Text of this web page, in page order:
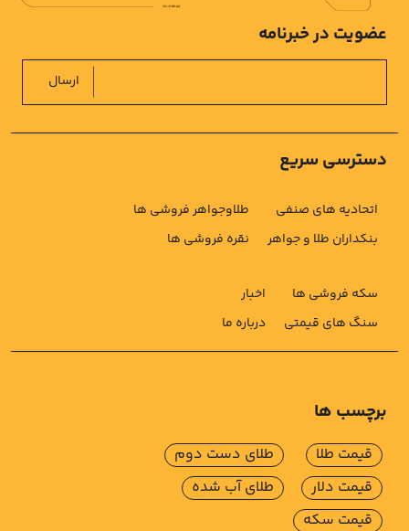
دسترسی سریع
اتحادیه های صنفی
بنکداران طلا و جواهر
طلاوجواهر فروشی ها
نقره فروشی ها
سکه فروشی ها
سنگ های قیمتی
اخبار
درباره ما
عضویت در خبرنامه
ارسال
برچسب ها
قیمت طلا
قیمت دلار
قیمت سکه
طلای دست دوم
طلای آب شده